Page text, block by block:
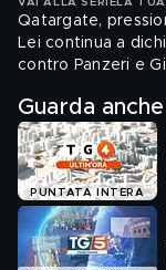
Qatargate,
Lei continua a
contro Panzeri e
Guarda anche
PUNTATA INTERA